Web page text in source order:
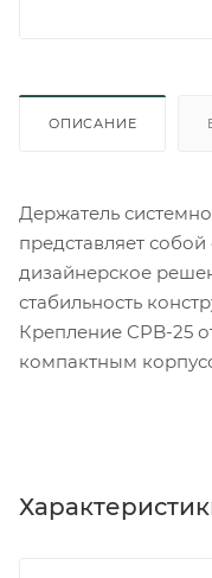
ОПИСАНИЕ
Держатель
представляет
дизайнерское
стабильность
Крепление CPB-25
компактным